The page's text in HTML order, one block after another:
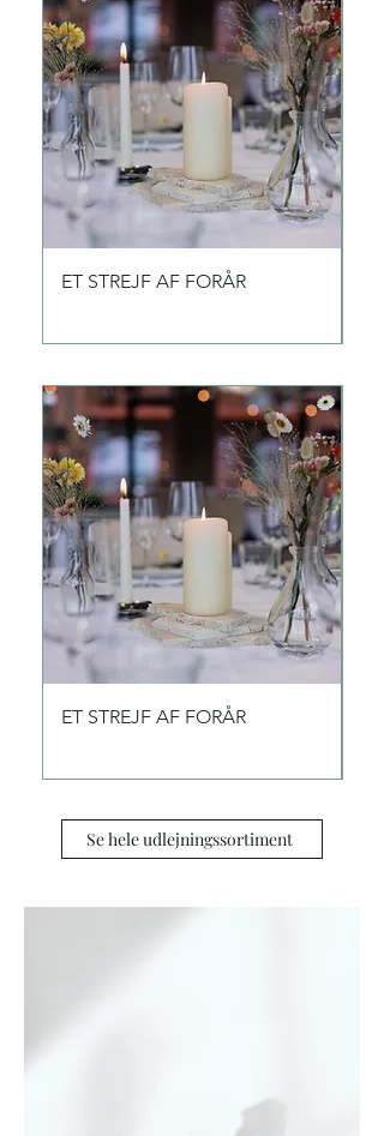
ET STREJF AF FORÅR
ET STREJF AF FORÅR
Se hele udlejningssortiment